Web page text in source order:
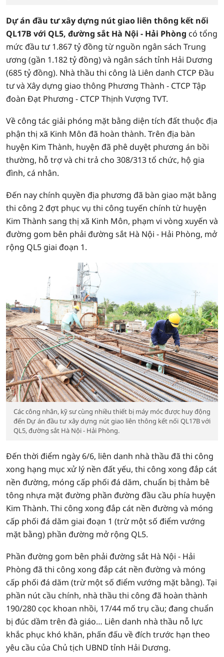
Dự án đầu tư xây dựng nút giao liên thông kết nối
QL17B với QL5, đường sắt Hà Nội - Hải Phòng có tổng
mức đầu tư 1.867 tỷ đồng từ nguồn ngân sách Trung
ương (gần 1.182 tỷ đồng) và ngân sách tỉnh Hải Dương
(685 tỷ đồng). Nhà thầu thi công là Liên danh CTCP Đầu
tư và Xây dựng giao thông Phương Thành - CTCP Tập
đoàn Đạt Phương - CTCP Thịnh Vượng TVT.
Về công tác giải phóng mặt bằng diện tích đất thuộc địa
phận thị xã Kinh Môn đã hoàn thành. Trên địa bàn
huyện Kim Thành, huyện đã phê duyệt phương án bồi
thường, hỗ trợ và chi trả cho 308/313 tổ chức, hộ gia
đình, cá nhân.
Đến nay chính quyền địa phương đã bàn giao mặt bằng
thi công 2 đợt phục vụ thi công tuyến chính từ huyện
Kim Thành sang thị xã Kinh Môn, phạm vi vòng xuyến và
đường gom bên phải đường sắt Hà Nội - Hải Phòng, mở
rộng QL5 giai đoạn 1.
Các công nhân, kỹ sư cùng nhiều thiết bị máy móc được huy động
đến Dự án đầu tư xây dựng nút giao liên thông kết nối QL17B với
QL5, đường sắt Hà Nội - Hải Phòng.
Đến thời điểm ngày 6/6, liên danh nhà thầu đã thi công
xong hạng mục xử lý nền đất yếu, thi công xong đắp cát
nền đường, móng cấp phối đá dăm, chuẩn bị thảm bê
tông nhựa mặt đường phần đường đầu cầu phía huyện
Kim Thành. Thi công xong đắp cát nền đường và móng
cấp phối đá dăm giai đoạn 1 (trừ một số điểm vướng
mặt bằng) phần đường mở rộng QL5.
Phần đường gom bên phải đường sắt Hà Nội - Hải
Phòng đã thi công xong đắp cát nền đường và móng
cấp phối đá dăm (trừ một số điểm vướng mặt bằng). Tại
phần nút cầu chính, nhà thầu thi công đã hoàn thành
190/280 cọc khoan nhồi, 17/44 mố trụ cầu; đang chuẩn
bị đúc dầm trên đà giáo… Liên danh nhà thầu nỗ lực
khắc phục khó khăn, phấn đấu về đích trước hạn theo
yêu cầu của Chủ tịch UBND tỉnh Hải Dương.